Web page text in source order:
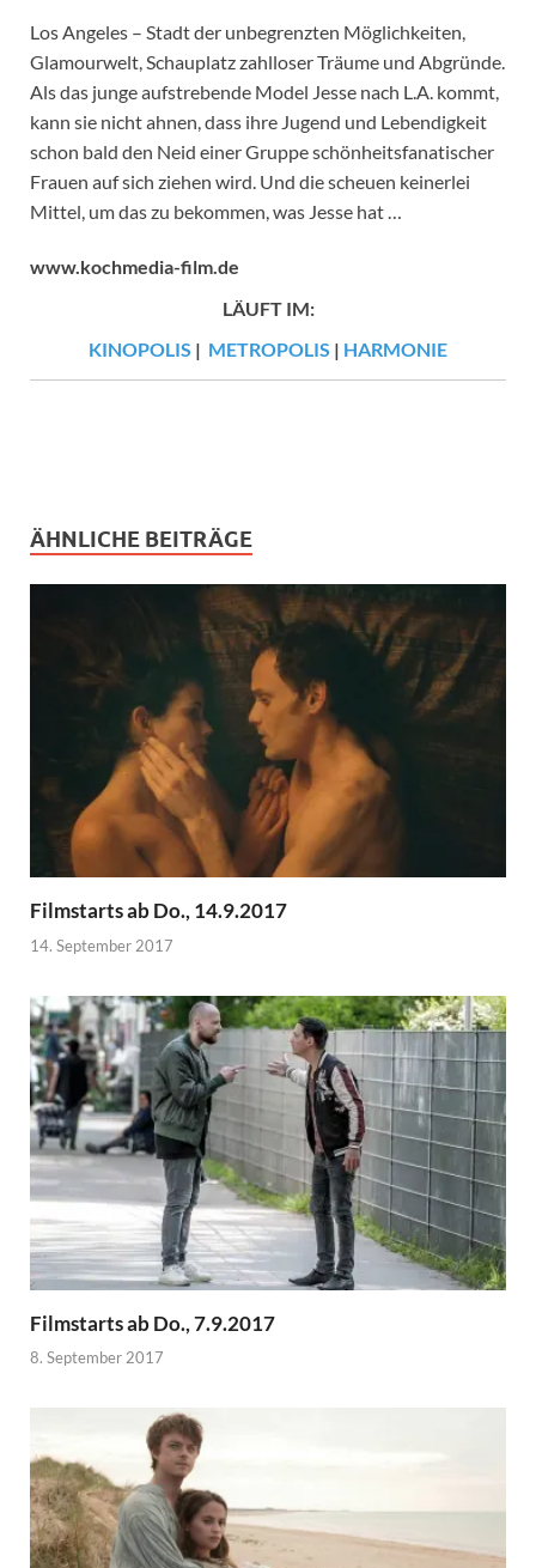
Los Angeles – Stadt der unbegrenzten Möglichkeiten,
Glamourwelt, Schauplatz zahlloser Träume und Abgründe.
Als das junge aufstrebende Model Jesse nach L.A. kommt,
kann sie nicht ahnen, dass ihre Jugend und Lebendigkeit
schon bald den Neid einer Gruppe schönheitsfanatischer
Frauen auf sich ziehen wird. Und die scheuen keinerlei
Mittel, um das zu bekommen, was Jesse hat …
www.kochmedia-film.de
LÄUFT IM:
KINOPOLIS | METROPOLIS | HARMONIE
ÄHNLICHE BEITRÄGE
Filmstarts ab Do., 14.9.2017
14. September 2017
Filmstarts ab Do., 7.9.2017
8. September 2017